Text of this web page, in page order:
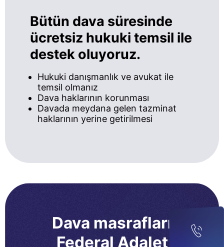
Bütün dava süresinde
ücretsiz hukuki temsil ile
destek oluyoruz.
Hukuki danışmanlık ve avukat ile
temsil olmanız
Dava haklarının korunması
Davada meydana gelen tazminat
haklarının yerine getirilmesi
Dava masrafları
Federal Adalet